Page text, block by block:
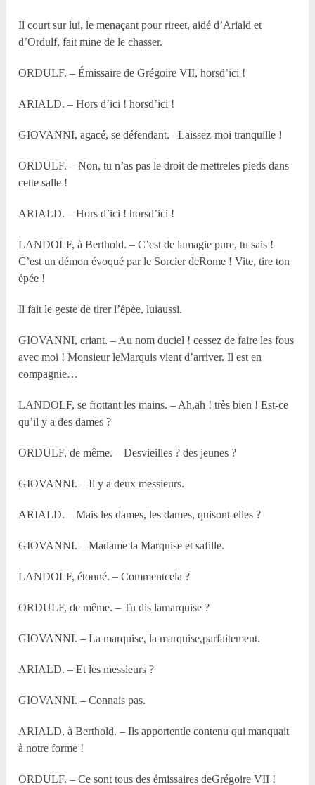
Il court sur lui, le menaçant pour rireet, aidé d’Ariald et
d’Ordulf, fait mine de le chasser.
ORDULF. – Émissaire de Grégoire VII, horsd’ici !
ARIALD. – Hors d’ici ! horsd’ici !
GIOVANNI, agacé, se défendant. –Laissez-moi tranquille !
ORDULF. – Non, tu n’as pas le droit de mettreles pieds dans
cette salle !
ARIALD. – Hors d’ici ! horsd’ici !
LANDOLF, à Berthold. – C’est de lamagie pure, tu sais !
C’est un démon évoqué par le Sorcier deRome ! Vite, tire ton
épée !
Il fait le geste de tirer l’épée, luiaussi.
GIOVANNI, criant. – Au nom duciel ! cessez de faire les fous
avec moi ! Monsieur leMarquis vient d’arriver. Il est en
compagnie…
LANDOLF, se frottant les mains. – Ah,ah ! très bien ! Est-ce
qu’il y a des dames ?
ORDULF, de même. – Desvieilles ? des jeunes ?
GIOVANNI. – Il y a deux messieurs.
ARIALD. – Mais les dames, les dames, quisont-elles ?
GIOVANNI. – Madame la Marquise et safille.
LANDOLF, étonné. – Commentcela ?
ORDULF, de même. – Tu dis lamarquise ?
GIOVANNI. – La marquise, la marquise,parfaitement.
ARIALD. – Et les messieurs ?
GIOVANNI. – Connais pas.
ARIALD, à Berthold. – Ils apportentle contenu qui manquait
à notre forme !
ORDULF. – Ce sont tous des émissaires deGrégoire VII !